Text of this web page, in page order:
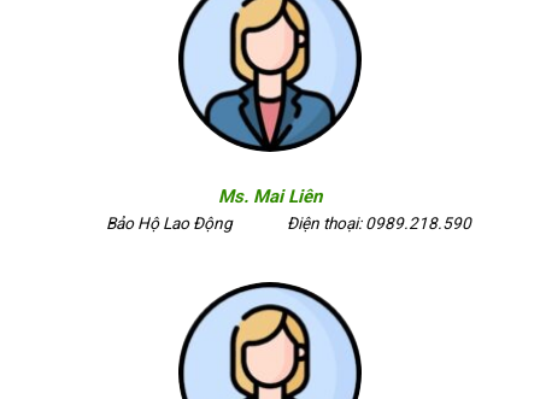
Ms. Mai Liên
Bảo Hộ Lao Động Điện thoại: 0989.218.590